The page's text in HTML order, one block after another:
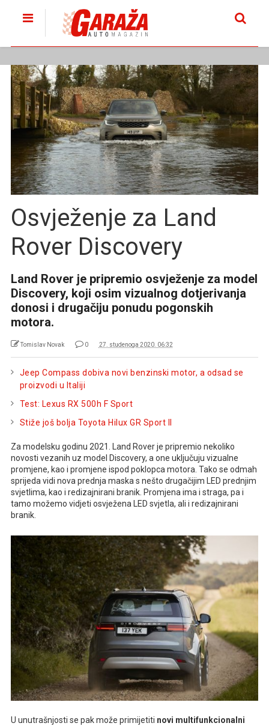
Osvježenje za Land
Rover Discovery
Land Rover je pripremio osvježenje za model
Discovery, koji osim vizualnog dotjerivanja
donosi i drugačiju ponudu pogonskih
motora.
Tomislav Novak 0 27. studenoga 2020. 06:32
Jeep Compass dobiva novi benzinski motor, a odsad se
proizvodi u Italiji
Test: Lexus RX 500h F Sport
Stiže još bolja Toyota Hilux GR Sport II
Za modelsku godinu 2021. Land Rover je pripremio nekoliko
novosti vezanih uz model Discovery, a one uključuju vizualne
promjene, kao i promjene ispod poklopca motora. Tako se odmah
sprijeda vidi nova prednja maska s nešto drugačijim LED prednjim
svjetlima, kao i redizajnirani branik. Promjena ima i straga, pa i
tamo možemo vidjeti osvježena LED svjetla, ali i redizajnirani
branik.
U unutrašnjosti se pak može primijetiti novi multifunkcionalni